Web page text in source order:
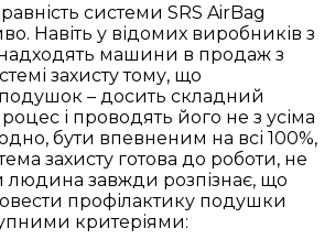
системи SRS AirBag
Навіть у відомих виробників з
машини в продаж з
захисту тому, що
подушок – досить складний
і проводять його не з усіма
бути впевненим на всі 100%,
захисту готова до роботи, не
завжди розпізнає, що
профілактику подушки
критеріями: